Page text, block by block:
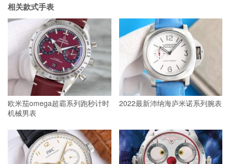
相关款式手表
欧米茄omega超霸系列跑秒计时
机械男表
2022最新沛纳海庐米诺系列腕表